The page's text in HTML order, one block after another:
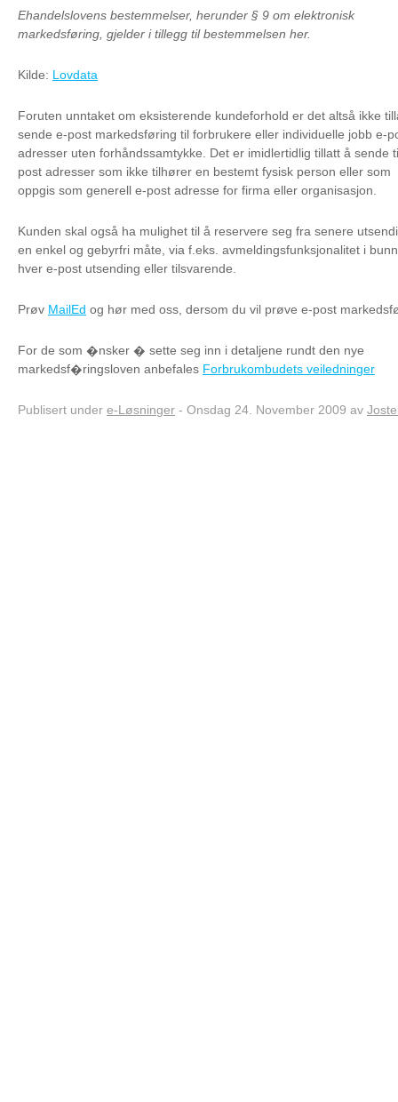
Ehandelslovens bestemmelser, herunder § 9 om elektronisk
markedsføring, gjelder i tillegg til bestemmelsen her.
Kilde: Lovdata
Foruten unntaket om eksisterende kundeforhold er det altså ikke
sende e-post markedsføring til forbrukere eller individuelle jobb e-
adresser uten forhåndssamtykke. Det er imidlertidlig tillatt å sende
post adresser som ikke tilhører en bestemt fysisk person eller som
oppgis som generell e-post adresse for firma eller organisasjon.
Kunden skal også ha mulighet til å reservere seg fra senere
en enkel og gebyrfri måte, via f.eks. avmeldingsfunksjonalitet i
hver e-post utsending eller tilsvarende.
Prøv MailEd og hør med oss, dersom du vil prøve e-post
For de som �nsker � sette seg inn i detaljene rundt den nye
markedsf�ringsloven anbefales Forbrukombudets veiledninger
Publisert under e-Løsninger - Onsdag 24. November 2009 av